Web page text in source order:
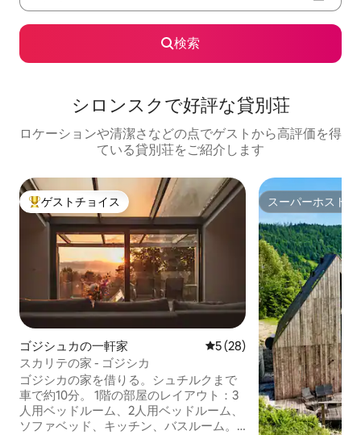
検索
シロンスクで好評な貸別荘
ロケーションや清潔さなどの点でゲストから高評価を得
ている貸別荘をご紹介します
大好評のゲストチョイスです。
ゲストチョイス
ゴジシュカの一軒家 レビュー28件、5つ星中5つ
5 (28)
スカリテの家 - ゴジシカ
ゴジシカの家を借りる。シュチルクまで
車で約10分。 1階の部屋のレイアウト：3
人用ベッドルーム、2人用ベッドルーム、
ソファベッド、キッチン、バスルーム。
スーパーホスト
スーパーホスト